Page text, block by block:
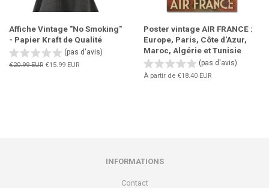
Affiche Vintage "No Smoking"
- Papier Kraft de Qualité
(pas d'avis)
Prix
€20.99 EUR Prix
€15.99 EUR
Poster vintage AIR FRANCE :
Europe, Paris, Côte d'Azur,
Maroc, Algérie et Tunisie
(pas d'avis)
À partir de €18.40 EUR
INFORMATIONS
Contact